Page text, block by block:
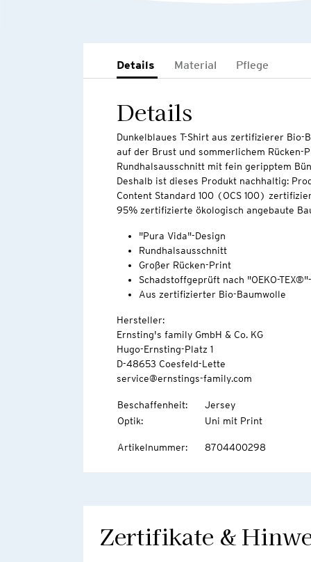
Details Material Pflege
Details
Dunkelblaues T-Shirt aus zertifizierer Bio-
auf der Brust und sommerlichem Rücken-
Rundhalsausschnitt mit fein geripptem
Deshalb ist dieses Produkt nachhaltig:
Content Standard 100 (OCS 100)
95% zertifizierte ökologisch angebaute
"Pura Vida"-Design
Rundhalsausschnitt
Großer Rücken-Print
Schadstoffgeprüft nach "OEKO-
Aus zertifizierter Bio-Baumwolle
Hersteller:
Ernsting's family GmbH & Co. KG
Hugo-Ernsting-Platz 1
D-48653 Coesfeld-Lette
service@ernstings-family.com
Beschaffenheit:
Jersey
Optik: Uni mit Print
Artikelnummer: 8704400298
Zertifikate &